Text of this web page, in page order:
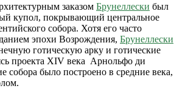
заказом Брунеллески был
купол, покрывающий центральное
собора. Хотя его часто
эпохи Возрождения, Брунеллески
готическую арку и готические
проекта XIV века Арнольфо ди
собора было построено в средние века,